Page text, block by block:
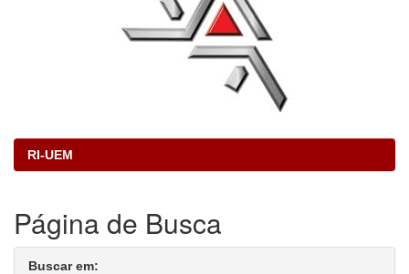
RI-UEM
Página de Busca
Buscar em: